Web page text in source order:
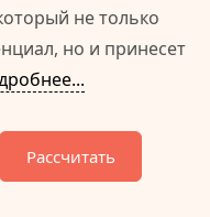
не только
но и принесет
Рассчитать